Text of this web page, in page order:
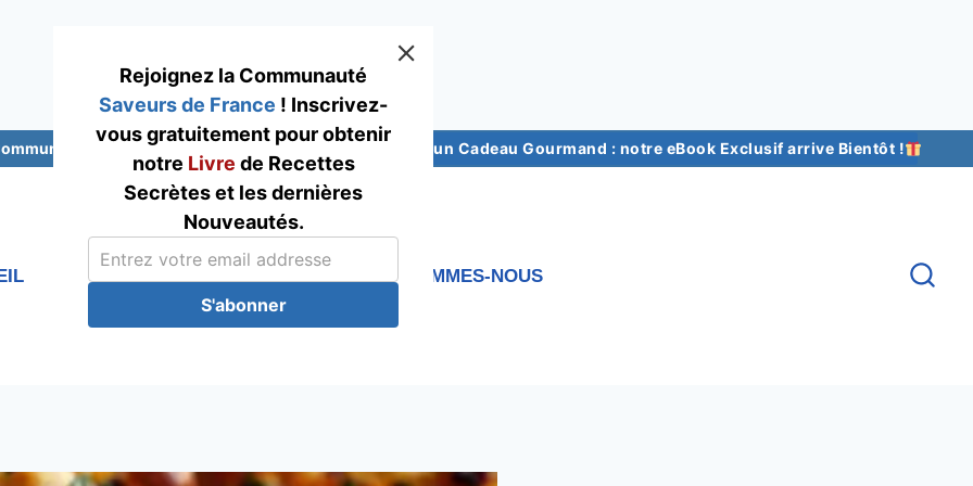
Saveurs France Abonnez-vous pour un Cadeau Gourmand : notre eBook Exclusif arrive Bientôt !
RECETTES Blog QUI SOMMES-NOUS
Rejoignez la Communauté
Saveurs de France ! Inscrivez-
vous gratuitement pour obtenir
notre Livre de Recettes
Secrètes et les dernières
Nouveautés.
S'abonner